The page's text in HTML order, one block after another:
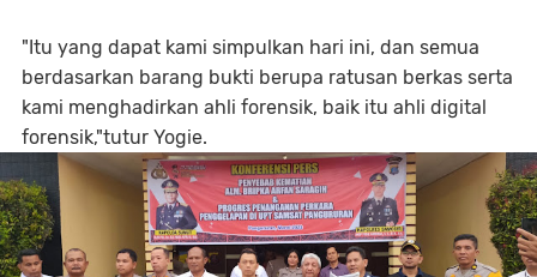
"Itu yang dapat kami simpulkan hari ini, dan semua
berdasarkan barang bukti berupa ratusan berkas serta
kami menghadirkan ahli forensik, baik itu ahli digital
forensik,"tutur Yogie.